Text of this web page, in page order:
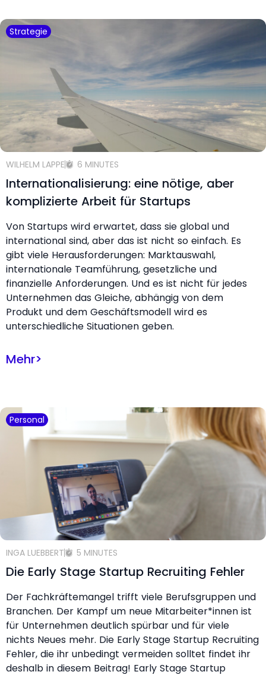
Strategie
WILHELM LAPPE 6 MINUTES
Internationalisierung: eine nötige, aber
komplizierte Arbeit für Startups
Von Startups wird erwartet, dass sie global und
international sind, aber das ist nicht so einfach. Es
gibt viele Herausforderungen: Marktauswahl,
internationale Teamführung, gesetzliche und
finanzielle Anforderungen. Und es ist nicht für jedes
Unternehmen das Gleiche, abhängig von dem
Produkt und dem Geschäftsmodell wird es
unterschiedliche Situationen geben.
Mehr>
Personal
INGA LUEBBERT 5 MINUTES
Die Early Stage Startup Recruiting Fehler
Der Fachkräftemangel trifft viele Berufsgruppen und
Branchen. Der Kampf um neue Mitarbeiter*innen ist
für Unternehmen deutlich spürbar und für viele
nichts Neues mehr. Die Early Stage Startup Recruiting
Fehler, die ihr unbedingt vermeiden solltet findet ihr
deshalb in diesem Beitrag! Early Stage Startup